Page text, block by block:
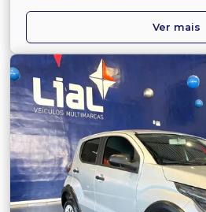
Ver mais